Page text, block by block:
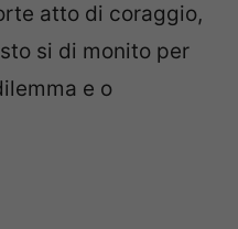
atto di coraggio,
si di monito per
e o